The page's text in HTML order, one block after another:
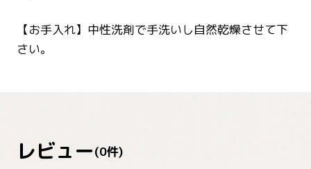
【お手入れ】中性洗剤で手洗いし自然乾燥させて下
さい。
レビュー(0件)